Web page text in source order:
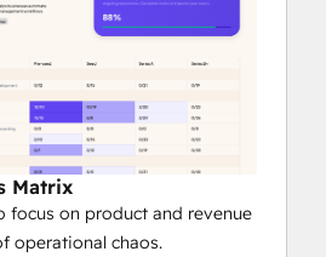
up investor
this integration helps you
build with confidence.
Matrix
focus on product and revenue
operational chaos.